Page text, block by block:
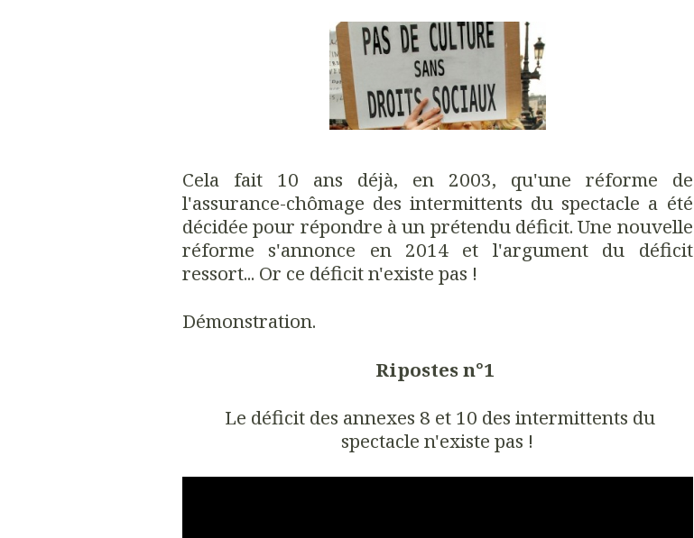
Cela fait 10 ans déjà, en 2003, qu'une réforme de
l'assurance-chômage des intermittents du spectacle a été
décidée pour répondre à un prétendu déficit. Une nouvelle
réforme s'annonce en 2014 et l'argument du déficit
ressort... Or ce déficit n'existe pas !
Démonstration.
Ripostes n°1
Le déficit des annexes 8 et 10 des intermittents du
spectacle n'existe pas !